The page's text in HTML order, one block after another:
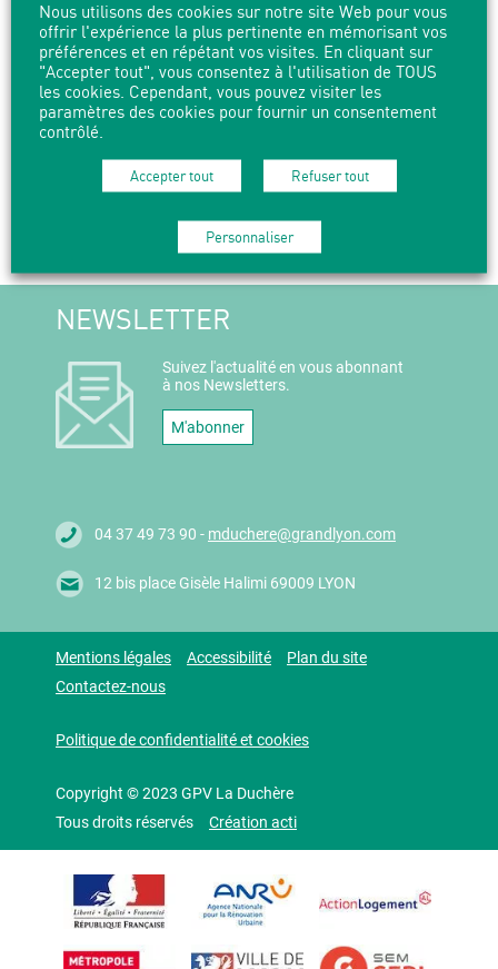
cet hiver 1898 pousse hors-la-loi, bûcherons et paysans
affamés à descendre des forêts et à piller les villages. Les
chasseurs de prime abusent de cette situation. Le plus cruel
se nomme Tigrero. Mais un homme muet, surnommé
« Silence », s’oppose bientôt à eux…
NEWSLETTER
Suivez l'actualité en vous abonnant
à nos Newsletters.
M'abonner
04 37 49 73 90 - mduchere@grandlyon.com
12 bis place Gisèle Halimi 69009 LYON
Mentions légales Accessibilité
Plan du site
Contactez-nous
Politique de confidentialité et cookies
Copyright © 2023 GPV La Duchère
Tous droits réservés
Création acti
Nous utilisons des cookies sur notre site Web pour vous
offrir l'expérience la plus pertinente en mémorisant vos
préférences et en répétant vos visites. En cliquant sur
"Accepter tout", vous consentez à l'utilisation de TOUS
les cookies. Cependant, vous pouvez visiter les
paramètres des cookies pour fournir un consentement
contrôlé.
Accepter tout Refuser tout
Personnaliser